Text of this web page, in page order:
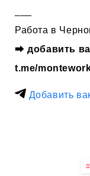
Работа в
⮕добавить
t.me/
Добавить